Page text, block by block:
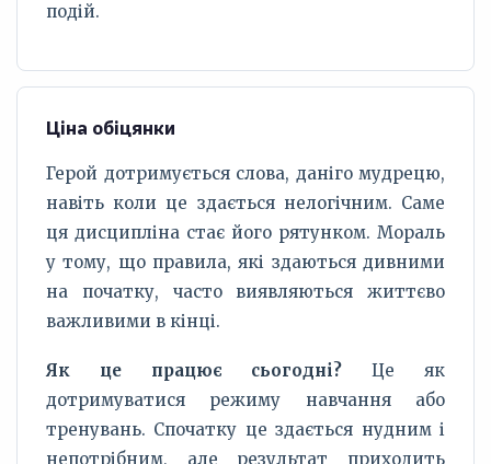
подій.
Ціна обіцянки
Герой дотримується слова, даніго мудрецю,
навіть коли це здається нелогічним. Саме
ця дисципліна стає його рятунком. Мораль
у тому, що правила, які здаються дивними
на початку, часто виявляються життєво
важливими в кінці.
Як це працює сьогодні? Це як
дотримуватися режиму навчання або
тренувань. Спочатку це здається нудним і
непотрібним, але результат приходить